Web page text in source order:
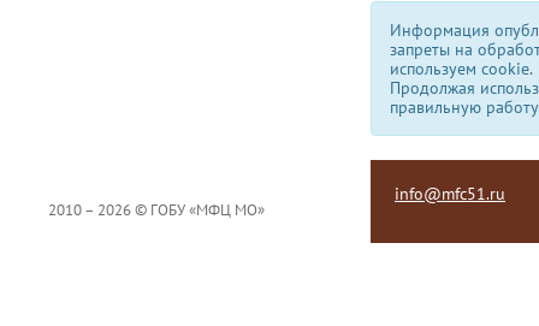
Информация
запреты на
используем сookie.
Продолжая
правильную
2010 – 2026 © ГОБУ «МФЦ МО»
info@mfc51.ru